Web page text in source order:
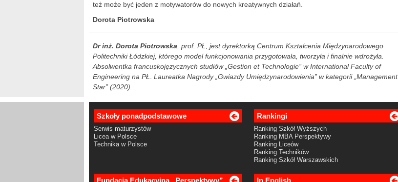
też może być jeden z motywatorów do nowych kreatywnych działań.
Dorota Piotrowska
Dr inż. Dorota Piotrowska , prof. PŁ, jest dyrektorką Centrum Kształcenia Międzynarodowego
Politechniki Łódzkiej, którego model funkcjonowania przygotowała, tworzyła i finalnie wdrożyła.
Absolwentka francuskojęzycznych studiów „Gestion et Technologie” w International Faculty of
Engineering na PŁ
Laureatka Nagrody „Gwiazdy Umiędzynarodowienia” w kategorii „Management
Star” (2020).
Szkoły ponadpodstawowe
Serwis maturzystów
Licea w Polsce
Technika w Polsce
Rankingi
Ranking Szkół Wyższych
Ranking MBA Perspektywy
Ranking Liceów
Ranking Techników
Ranking Szkół Warszawskich
Fundacja Edukacyjna „Perspektywy” In English